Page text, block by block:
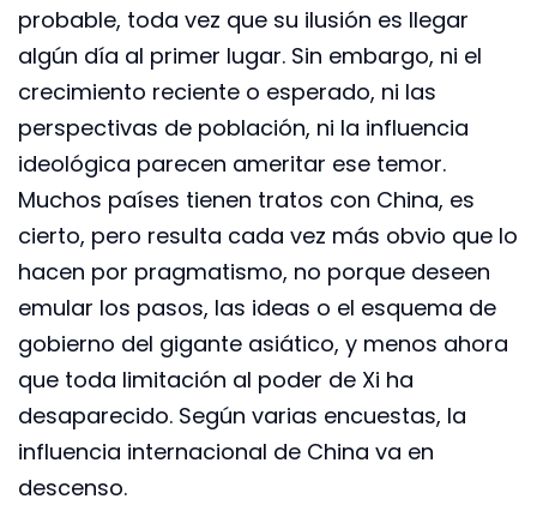
probable, toda vez que su ilusión es llegar
algún día al primer lugar. Sin embargo, ni el
crecimiento reciente o esperado, ni las
perspectivas de población, ni la influencia
ideológica parecen ameritar ese temor.
Muchos países tienen tratos con China, es
cierto, pero resulta cada vez más obvio que lo
hacen por pragmatismo, no porque deseen
emular los pasos, las ideas o el esquema de
gobierno del gigante asiático, y menos ahora
que toda limitación al poder de Xi ha
desaparecido. Según varias encuestas, la
influencia internacional de China va en
descenso.